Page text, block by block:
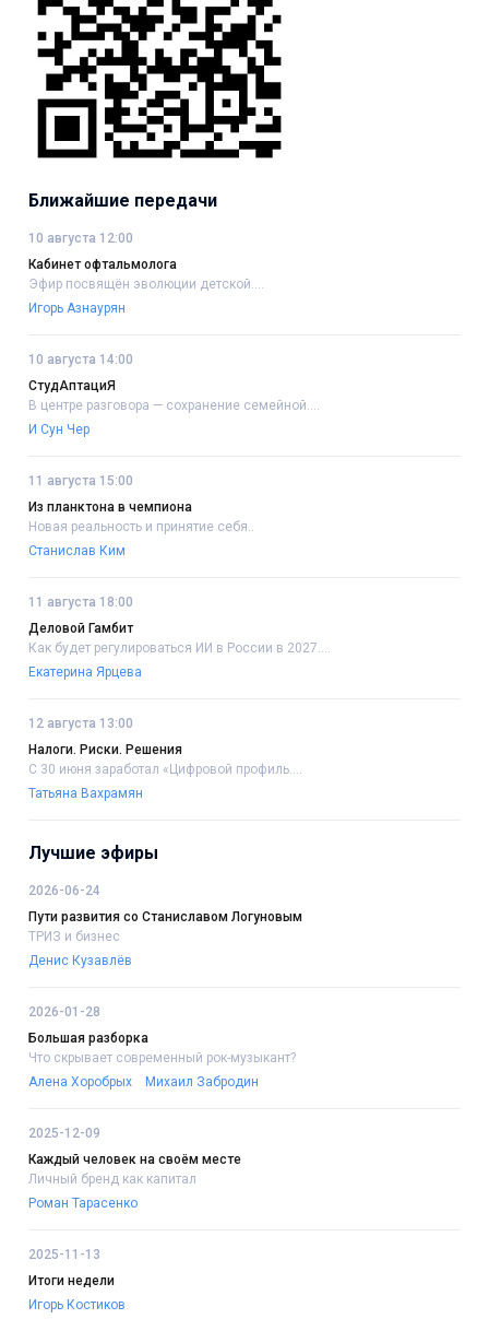
Ближайшие передачи
10 августа 12:00
Кабинет офтальмолога
Эфир посвящён эволюции детской....
Игорь Азнаурян
10 августа 14:00
СтудАптациЯ
В центре разговора — сохранение семейной....
И Сун Чер
11 августа 15:00
Из планктона в чемпиона
Новая реальность и принятие себя..
Станислав Ким
11 августа 18:00
Деловой Гамбит
Как будет регулироваться ИИ в России в 2027....
Екатерина Ярцева
12 августа 13:00
Налоги. Риски. Решения
С 30 июня заработал «Цифровой профиль....
Татьяна Вахрамян
Лучшие эфиры
2026-06-24
Пути развития со Станиславом Логуновым
ТРИЗ и бизнес
Денис Кузавлёв
2026-01-28
Большая разборка
Что скрывает современный рок-музыкант?
Алена Хоробрых
Михаил Забродин
2025-12-09
Каждый человек на своём месте
Личный бренд как капитал
Роман Тарасенко
2025-11-13
Итоги недели
Игорь Костиков